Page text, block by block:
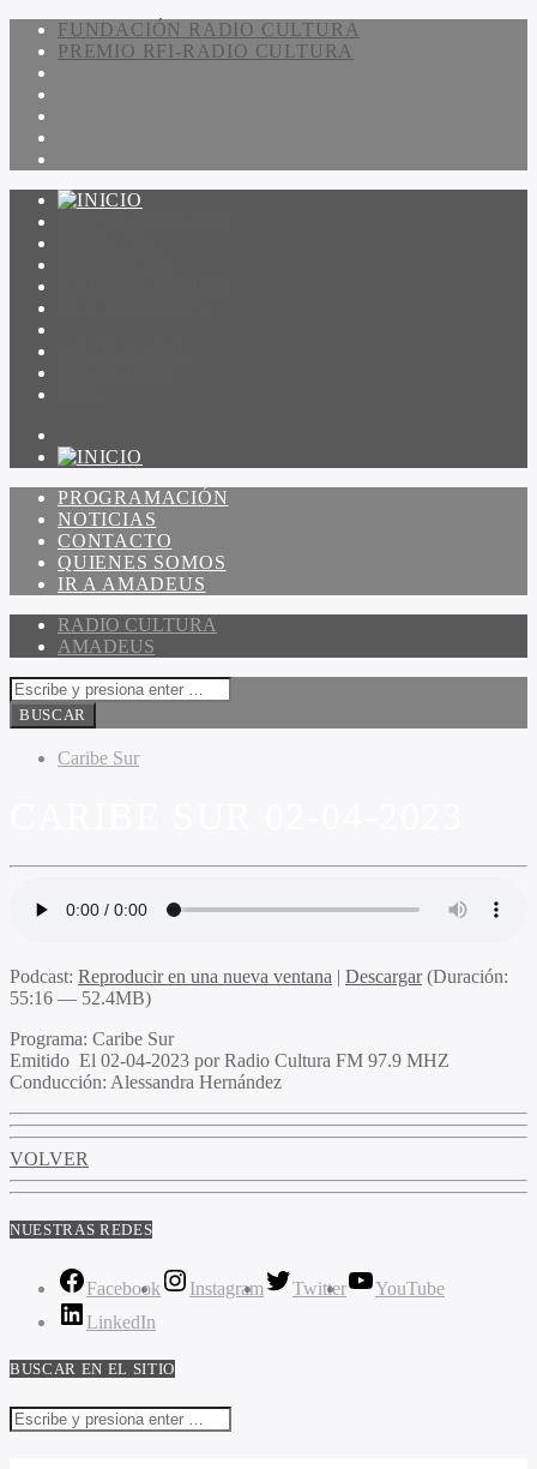
FUNDACIÓN RADIO CULTURA
PREMIO RFI-RADIO CULTURA
PROGRAMACIÓN
NOTICIAS
CONTACTO
QUIENES SOMOS
IR A AMADEUS
RADIO CULTURA
AMADEUS
Caribe Sur
Podcast: Reproducir en una nueva ventana | Descargar(Duración:
55:16 — 52.4MB)
Programa: Caribe Sur
Emitido El 02-04-2023 por Radio Cultura FM 97.9 MHZ
Conducción: Alessandra Hernández
VOLVER
NUESTRAS REDES
Facebook Instagram Twitter
YouTube
LinkedIn
BUSCAR EN EL SITIO